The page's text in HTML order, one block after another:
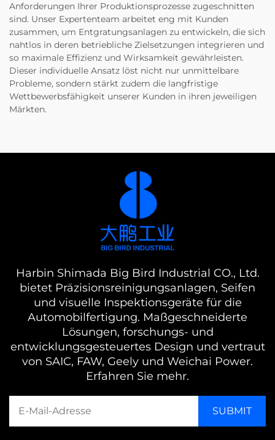
Anforderungen Ihrer Produktionsprozesse zugeschnitten
sind. Unser Expertenteam arbeitet eng mit Kunden
zusammen, um Entgratungsanlagen zu entwickeln, die sich
nahtlos in deren betriebliche Zielsetzungen integrieren und
so maximale Effizienz und Wirksamkeit gewährleisten.
Dieser individuelle Ansatz löst nicht nur unmittelbare
Probleme, sondern stärkt zudem die langfristige
Wettbewerbsfähigkeit unserer Kunden in ihren jeweiligen
Märkten.
Harbin Shimada Big Bird Industrial CO., Ltd.
bietet Präzisionsreinigungsanlagen, Seifen
und visuelle Inspektionsgeräte für die
Automobilfertigung. Maßgeschneiderte
Lösungen, forschungs- und
entwicklungsgesteuertes Design und vertraut
von SAIC, FAW, Geely und Weichai Power.
Erfahren Sie mehr.